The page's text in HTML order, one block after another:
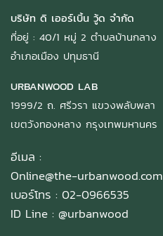
บริษัท ดิ เออร์เบิ้น วู้ด จำกัด
ที่อยู่ : 40/1 หมู่ 2 ตำบลบ้านกลาง
อำเภอเมือง ปทุมธานี
URBANWOOD LAB
1999/2 ถ. ศรีวรา แขวงพลับพลา
เขตวังทองหลาง กรุงเทพมหานคร
อีเมล :
Online@the-urbanwood.com
เบอร์โทร : 02-0966535
ID Line : @urbanwood